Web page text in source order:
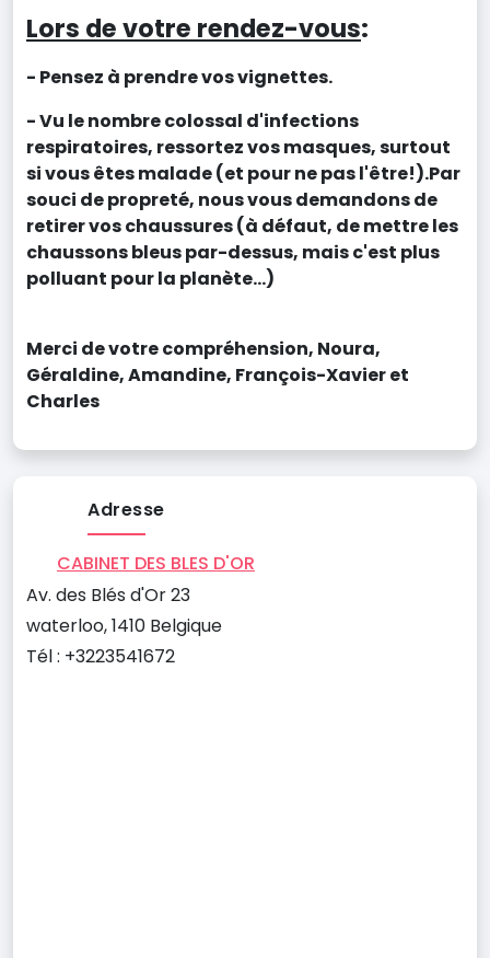
Lors de votre rendez-vous:
- Pensez à prendre vos vignettes.
- Vu le nombre colossal d'infections
respiratoires, ressortez vos masques, surtout
si vous êtes malade (et pour ne pas l'être!).Par
souci de propreté, nous vous demandons de
retirer vos chaussures (à défaut, de mettre les
chaussons bleus par-dessus, mais c'est plus
polluant pour la planète...)
Merci de votre compréhension, Noura,
Géraldine, Amandine, François-Xavier et
Charles
Adresse
CABINET DES BLES D'OR
Av. des Blés d'Or 23
waterloo, 1410 Belgique
Tél : +3223541672